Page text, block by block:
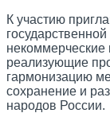
К участию
некоммерческие
реализующие
гармонизацию
сохранение и
народов России.